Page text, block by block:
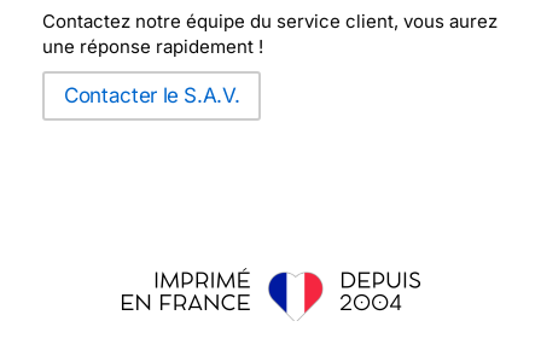
Contactez notre équipe du service client, vous aurez
une réponse rapidement !
Contacter le S.A.V.